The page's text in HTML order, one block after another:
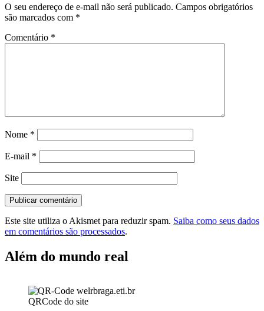
O seu endereço de e-mail não será publicado. Campos obrigatórios
são marcados com *
Comentário *
Nome *
E-mail *
Site
Este site utiliza o Akismet para reduzir spam. Saiba como seus dados
em comentários são processados.
Além do mundo real
QRCode do site